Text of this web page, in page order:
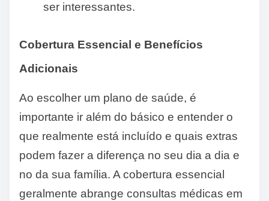
ser interessantes.
Cobertura Essencial e Benefícios
Adicionais
Ao escolher um plano de saúde, é
importante ir além do básico e entender o
que realmente está incluído e quais extras
podem fazer a diferença no seu dia a dia e
no da sua família. A cobertura essencial
geralmente abrange consultas médicas em